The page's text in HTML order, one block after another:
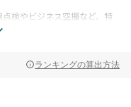
検やビジネス空撮など、特
ドローン資格を取得できる
ランキングの算出方法